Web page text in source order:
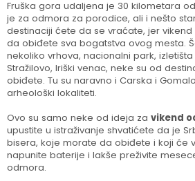
Fruška gora udaljena je 30 kilometara
je za odmora za porodice, ali i nešto
destinaciji ćete da se vraćate, jer
da obiđete sva bogatstva ovog mesta.
nekoliko vrhova, nacionalni park, izletišta
Stražilovo, Iriški venac, neke su od
obiđete. Tu su naravno i Carska i
arheološki lokaliteti.
Ovo su samo neke od ideja za vikend
upustite u istraživanje shvatićete da je
bisera, koje morate da obiđete i koji će
napunite baterije i lakše preživite
odmora.